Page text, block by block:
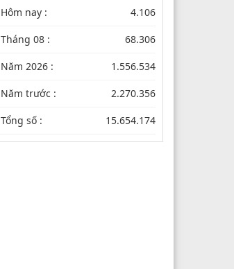
Hôm nay : 4.106
Tháng 08 : 68.306
Năm 2026 : 1.556.534
Năm trước : 2.270.356
Tổng số : 15.654.174